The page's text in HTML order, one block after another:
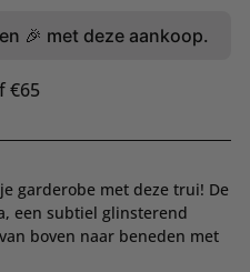
🎉 met deze aankoop.
€65
garderobe met deze trui! De
een subtiel glinsterend
boven naar beneden met